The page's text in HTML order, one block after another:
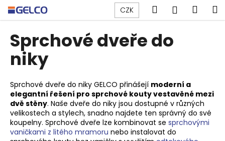
Přejít
na
obsah
CZK Hledat
Sprchové dveře do
niky
Sprchové dveře do niky GELCO přinášejí moderní a
elegantní řešení pro sprchové kouty vestavěné mezi
dvě stěny. Naše dveře do niky jsou dostupné v různých
velikostech a stylech, snadno najdete ten správný do své
koupelny. Sprchové dveře lze kombinovat se sprchovými
vaničkami z litého mramoru nebo instalovat do
o
C
o
p
o
t
ř
e